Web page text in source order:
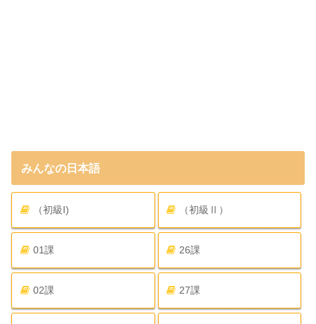
みんなの日本語
（初級I) （初級Ⅱ）
01課 26課
02課 27課